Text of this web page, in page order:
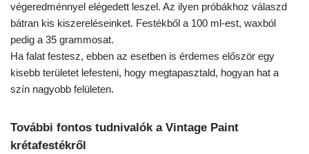
végeredménnyel elégedett leszel. Az ilyen próbákhoz válaszd
bátran kis kiszereléseinket. Festékből a 100 ml-est, waxból
pedig a 35 grammosat.
Ha falat festesz, ebben az esetben is érdemes először egy
kisebb területet lefesteni, hogy megtapasztald, hogyan hat a
szín nagyobb felületen.
További fontos tudnivalók a Vintage Paint
krétafestékről